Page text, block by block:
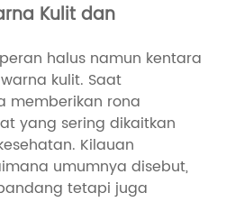
Kulit dan
halus namun kentara
kulit. Saat
memberikan rona
yang sering dikaitkan
Kilauan
umumnya disebut,
tetapi juga